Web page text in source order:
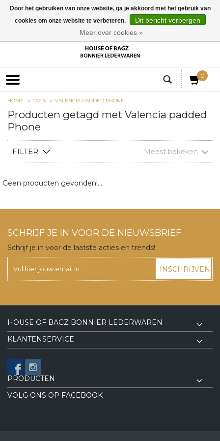
0
HOME TAGS VALENCIA PADDED PHONE
Producten getagd met Valencia padded
Phone
FILTER Meest bekeken
Geen producten gevonden!...
SCHRIJF JE IN VOOR DE NIEUWSBRIEF
Schrijf je in voor de laatste acties en trends!
INSCHRIJVEN
HOUSE OF BAGZ BONNIER LEDERWAREN
KLANTENSERVICE
PRODUCTEN
VOLG ONS OP FACEBOOK
Door het gebruiken van onze website, ga je akkoord met het gebruik van
cookies om onze website te verbeteren.
Dit bericht verbergen
Meer over cookies »